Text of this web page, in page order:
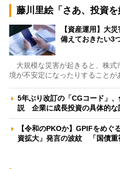
藤川里絵「さあ、投資を
【資産運用】大
備えておきたい3
大規模な災害が起きると、株式
境が不安定になったりすることが
5年ぶり改訂の「CGコード」
説 企業に成長投資の具体的
【令和のPKOか】GPIFをめぐ
資拡大」発言の波紋 「国債